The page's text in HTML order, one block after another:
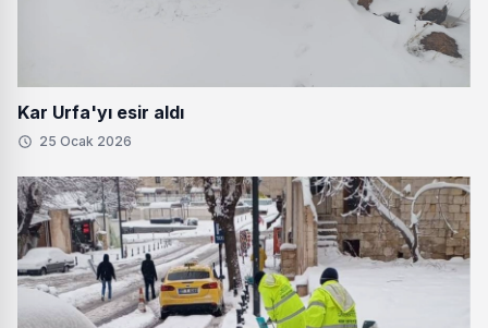
Kar Urfa'yı esir aldı
25 Ocak 2026